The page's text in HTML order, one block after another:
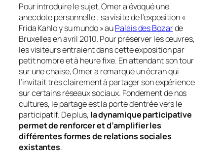
Pour introduire le sujet, Omer a évoqué une
anecdote personnelle : sa visite de l’exposition «
Frida Kahlo y su mundo » auPalais des Bozarde
Bruxelles en avril 2010. Pour préserver les œuvres,
les visiteurs entraient dans cette exposition par
petit nombre et à heure fixe. En attendant son tour
sur une chaise, Omer a remarqué un écran qui
l’invitait très clairement à partager son expérience
sur certains réseaux sociaux. Fondement de nos
cultures, le partage est la porte d’entrée vers le
participatif. De plus, la dynamique participative
permet de renforcer et d’amplifier les
différentes formes de relations sociales
existantes.